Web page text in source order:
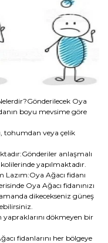
Oya
boyu mevsime göre
tohumdan veya çelik
anlaşmalı
yapılmaktadır.
Lazım:Oya Ağacı fidanı
Oya Ağacı fidanınızı
dikecekseniz güneş
yapraklarını dökmeyen bir
fidanlarını her bölgeye